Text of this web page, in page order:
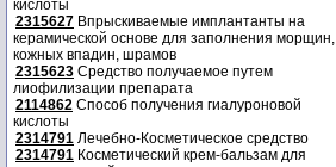
кислоты
2315627 Впрыскиваемые имплантанты на
керамической основе для заполнения морщин,
кожных впадин, шрамов
2315623 Средство получаемое путем
лиофилизации препарата
2114862 Способ получения гиалуроновой
кислоты
2314791 Лечебно-Косметическое средство
2314791 Косметический крем-бальзам для